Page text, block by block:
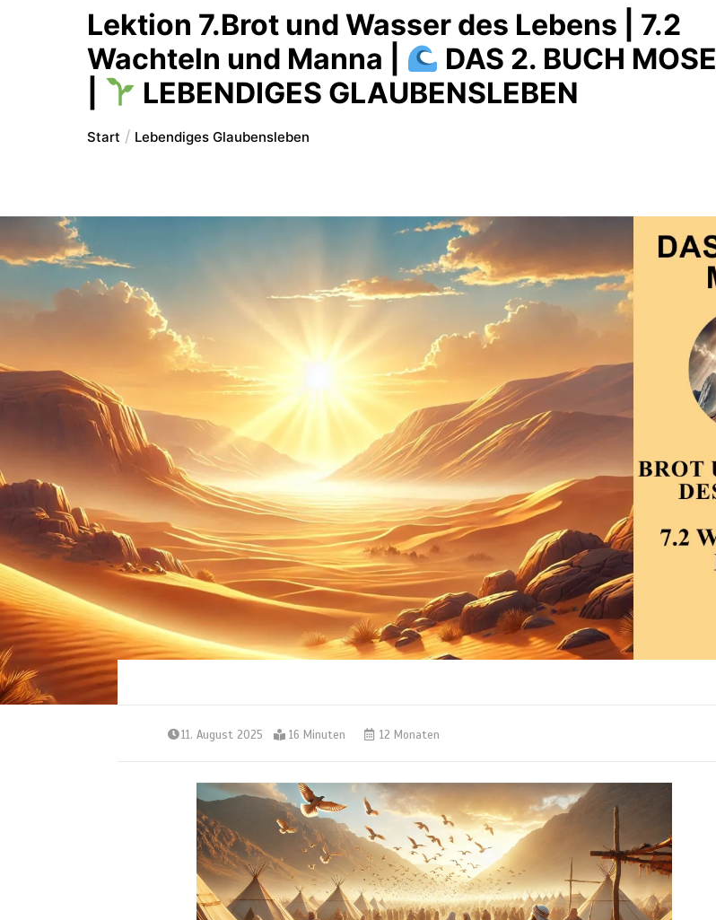
Lektion 7.Brot und Wasser des Lebens | 7.2
Wachteln und Manna |
DAS 2. BUCH MOSE
LEBENDIGES GLAUBENSLEBEN
Start Lebendiges Glaubensleben
11. August 2025 16 Minuten 12 Monaten